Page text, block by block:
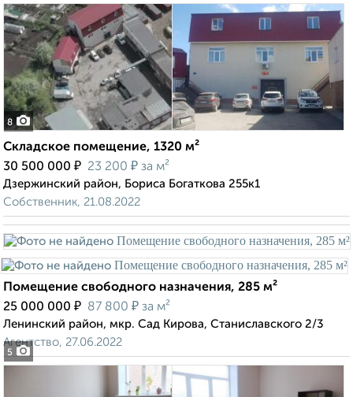
8
Складское помещение, 1320 м²
30 500 000 ₽ 23 200 ₽ за м²
Дзержинский район, Бориса Богаткова 255к1
Собственник, 21.08.2022
5
Помещение свободного назначения, 285 м²
25 000 000 ₽ 87 800 ₽ за м²
Ленинский район, мкр. Сад Кирова, Станиславского 2/3
Агентство, 27.06.2022